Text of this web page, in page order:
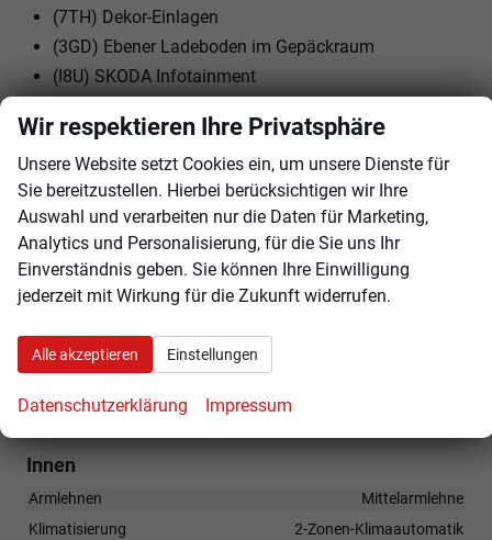
(7TH) Dekor-Einlagen
(3GD) Ebener Ladeboden im Gepäckraum
(I8U) SKODA Infotainment
(8IT) LED- Hauptscheinwerfer
(8VN) LED-SBBR-Leuchte, Fahrtrichtungsanzeiger
animiert, spezielles Styling
(WIH) LIGHT and VIEW
(CF1) 4 Leichtmetallräder 6 J x 16 Zoll ""Orion""
(3S2) Dachreling schwarz
(1G1) Reserverad, platzsparend
(8N6) Licht-/ Regensensor
(N3A) Sitzbezüge in Stoff
Innen
Armlehnen
Mittelarmlehne
Klimatisierung
2-Zonen-Klimaautomatik
Wir respektieren Ihre Privatsphäre
Unsere Website setzt Cookies ein, um unsere Dienste für
Sie bereitzustellen. Hierbei berücksichtigen wir Ihre
Auswahl und verarbeiten nur die Daten für Marketing,
Analytics und Personalisierung, für die Sie uns Ihr
Einverständnis geben. Sie können Ihre Einwilligung
jederzeit mit Wirkung für die Zukunft widerrufen.
Alle akzeptieren Einstellungen
Datenschutzerklärung Impressum